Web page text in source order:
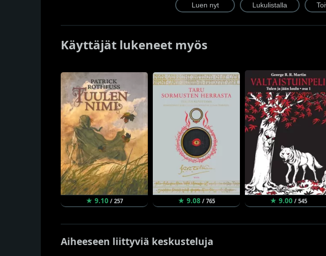
Käyttäjät lukeneet myös
★ 9.10 / 257 ★ 9.08 / 765 ★ 9.00 / 545
Aiheeseen liittyviä keskusteluja